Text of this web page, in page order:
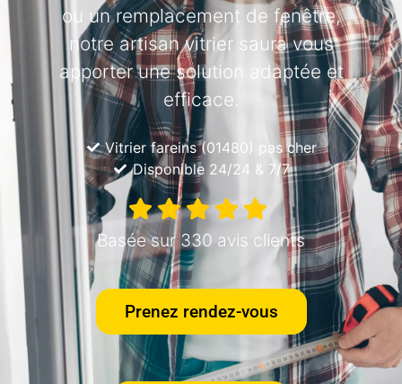
ou un remplacement de fenêtre,
notre artisan vitrier saura vous
apporter une solution adaptée et
efficace.
Vitrier fareins (01480) pas cher
Disponible 24/24 & 7/7
Basée sur 330 avis clients
Prenez rendez-vous